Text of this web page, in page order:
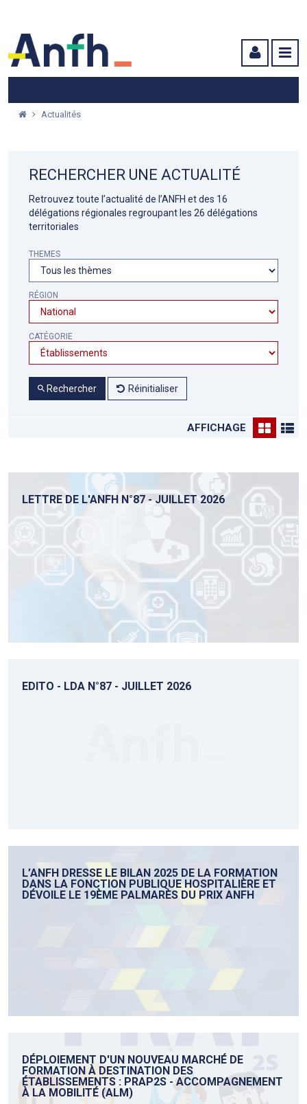
Actualités
RECHERCHER UNE ACTUALITÉ
Retrouvez toute l’actualité de l’ANFH et des 16
délégations régionales regroupant les 26 délégations
territoriales
THEMES
RÉGION
CATÉGORIE
Rechercher Réinitialiser
AFFICHAGE
LETTRE DE L'ANFH N°87 - JUILLET 2026
EDITO - LDA N°87 - JUILLET 2026
L’ANFH DRESSE LE BILAN 2025 DE LA FORMATION
DANS LA FONCTION PUBLIQUE HOSPITALIÈRE ET
DÉVOILE LE 19ÈME PALMARÈS DU PRIX ANFH
DÉPLOIEMENT D'UN NOUVEAU MARCHÉ DE
FORMATION À DESTINATION DES
ÉTABLISSEMENTS : PRAP2S - ACCOMPAGNEMENT
À LA MOBILITÉ (ALM)